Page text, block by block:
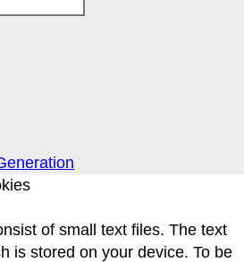
of small text files. The text
is stored on your device. To be